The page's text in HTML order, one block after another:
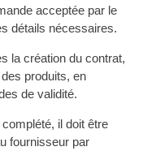
acceptée par le
détails nécessaires.
la création du contrat,
produits, en
de validité.
il doit être
fournisseur par